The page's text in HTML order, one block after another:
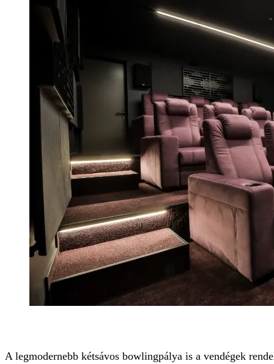
A legmodernebb kétsávos bowlingpálya is a vendégek